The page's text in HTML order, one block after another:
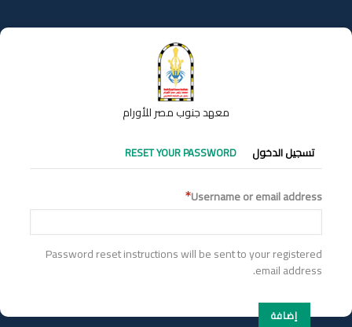
إلى
المحتوى
معهد جنوب مصر للأورام
التبويبات
الأساسية
تسجيل الدخول RESET YOUR PASSWORD
Username or email address
Password reset instructions will be sent to your registered
email address.